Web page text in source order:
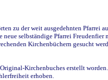
zu der weit ausgedehnten Pfarrei
selbständige Pfarrei
Kirchenbüchern gesucht
Kirchenbuches erstellt
erhoben.